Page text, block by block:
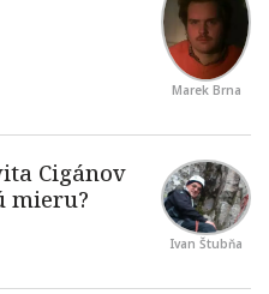
Marek Brna
Ivan Štubňa